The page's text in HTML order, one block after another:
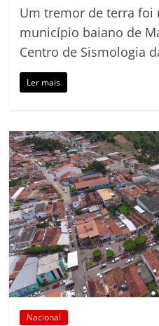
Um tremor de terra foi
município baiano de
Centro de Sismologia
Ler mais
Nacional